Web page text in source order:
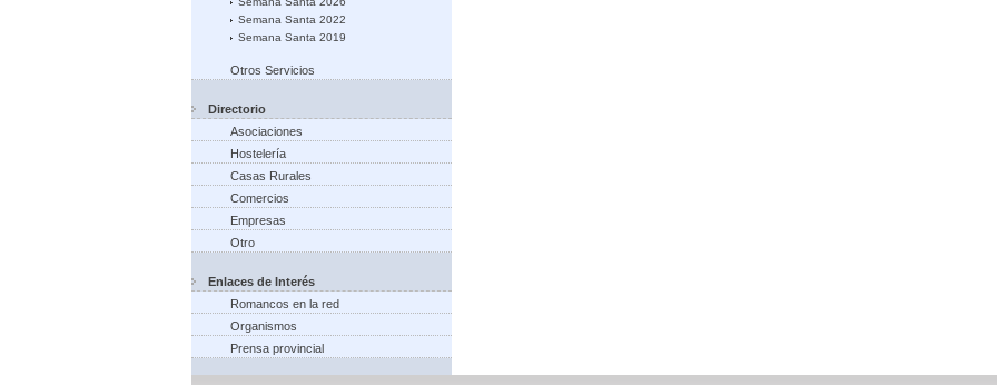
Semana Santa 2022
Semana Santa 2019
Otros Servicios
Directorio
Asociaciones
Hostelería
Casas Rurales
Comercios
Empresas
Otro
Enlaces de Interés
Romancos en la red
Organismos
Prensa provincial